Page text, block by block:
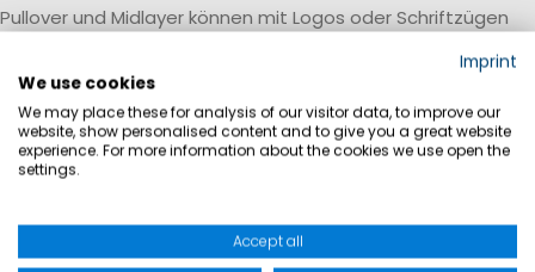
Pullover und Midlayer können mit Logos oder Schriftzügen
versehen werden und tragen so zu einem einheitlichen
Erscheinungsbild bei. Sie eignen sich für Crews, Teams oder
Unternehmen und lassen sich vielseitig kombinieren.
Imprint
We use cookies
We may place these for analysis of our visitor data, to improve our
website, show personalised content and to give you a great website
experience. For more information about the cookies we use open the
settings.
Accept all